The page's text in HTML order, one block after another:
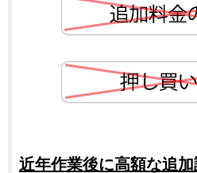
近年作業後に高額な追